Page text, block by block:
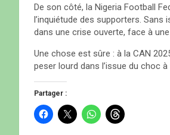
De son côté, la Nigeria Football
l’inquiétude des supporters. Sans
dans une crise ouverte, face à
Une chose est sûre : à la CAN
peser lourd dans l’issue du choc
Partager :
C
l
C
l
C
l
C
l